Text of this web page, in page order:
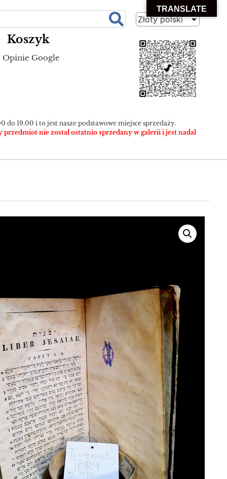
Koszyk
Opinie Google
Złoty polski
do 19.00 i to jest nasze podstawowe miejsce sprzedaży.
nie został ostatnio sprzedany w galerii i jest nadal
TRANSLATE